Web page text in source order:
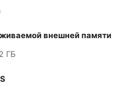
внешней памяти
ГБ